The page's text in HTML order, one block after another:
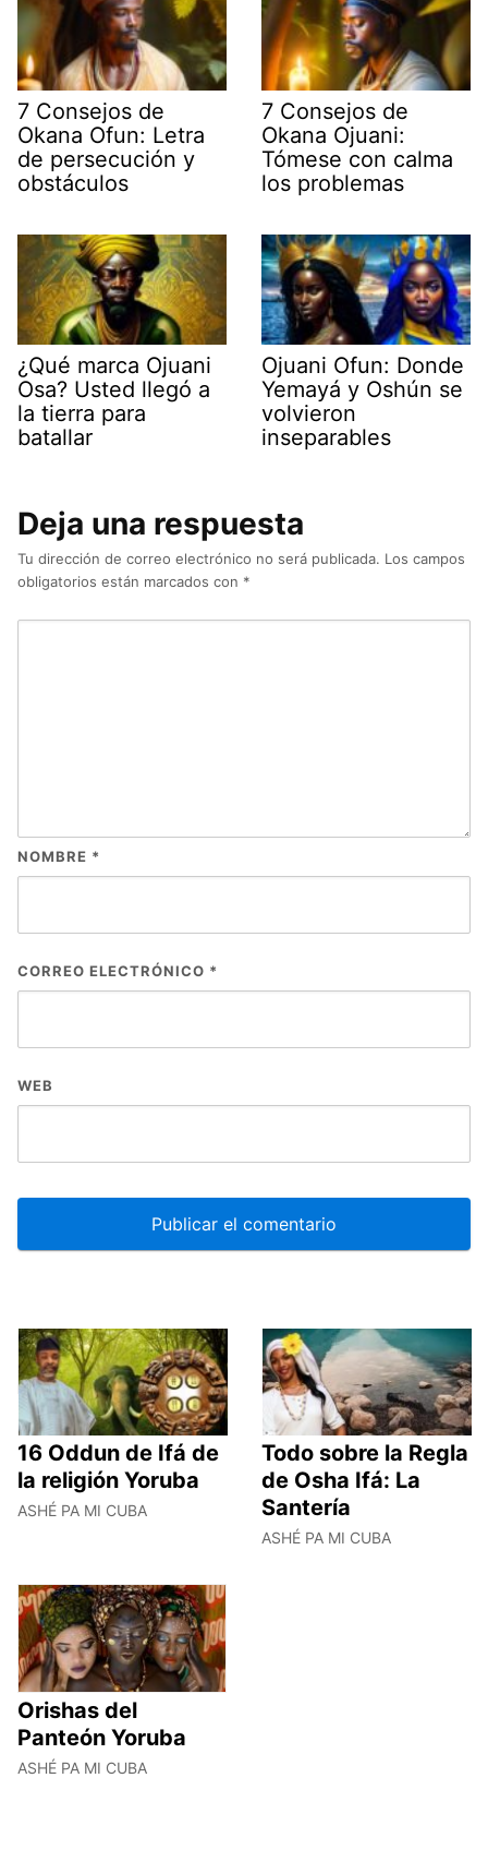
7 Consejos de
Okana Ofun: Letra
de persecución y
obstáculos
7 Consejos de
Okana Ojuani:
Tómese con calma
los problemas
¿Qué marca Ojuani
Osa? Usted llegó a
la tierra para
batallar
Ojuani Ofun: Donde
Yemayá y Oshún se
volvieron
inseparables
Deja una respuesta
Tu dirección de correo electrónico no será publicada. Los campos
obligatorios están marcados con *
NOMBRE *
CORREO ELECTRÓNICO *
WEB
16 Oddun de Ifá de
la religión Yoruba
ASHÉ PA MI CUBA
Todo sobre la Regla
de Osha Ifá: La
Santería
ASHÉ PA MI CUBA
Orishas del
Panteón Yoruba
ASHÉ PA MI CUBA